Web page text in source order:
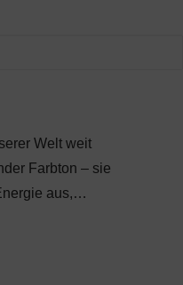
Welt weit
Farbton – sie
aus,…